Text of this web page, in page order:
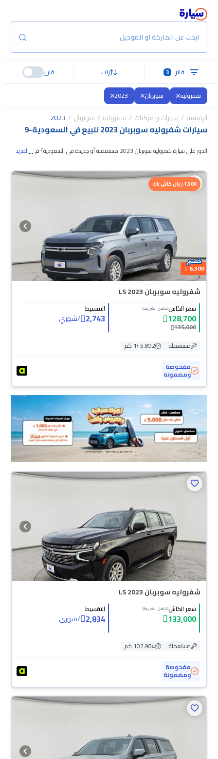
ابحث عن الماركة او الموديل
فلتر 3 رتب قارن
شفروليه سوبربان 2023
الرئيسية سيارات و مركبات شفروليه سوبربان 2023
سيارات شفروليه سوبربان 2023 للبيع في السعودية -
9
اتدور على سيارة شفروليه سوبربان 2023 مستعملة أو جديدة في السعودية؟ في
سيارات شفروليه سوبربان 2023 المستعملة مضمونة ومفحوصة بأكثر من 200
...المزيد
1,500 ريال كاش باك
6,300
شفروليه سوبربان LS 2023
سعر الكاش(شامل الضريبة)
128,700
135,000
التقسيط
2,743
/شهري
مستعملة
145,892 كم
مفحوصة
ومضمونة
شفروليه سوبربان LS 2023
سعر الكاش(شامل الضريبة)
133,000
التقسيط
2,834
/شهري
مستعملة
107,984 كم
مفحوصة
ومضمونة